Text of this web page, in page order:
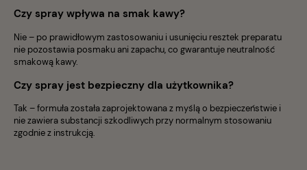
Czy spray wpływa na smak kawy?
Nie – po prawidłowym zastosowaniu i usunięciu resztek preparatu
nie pozostawia posmaku ani zapachu, co gwarantuje neutralność
smakową kawy.
Czy spray jest bezpieczny dla użytkownika?
Tak – formuła została zaprojektowana z myślą o bezpieczeństwie i
nie zawiera substancji szkodliwych przy normalnym stosowaniu
zgodnie z instrukcją.